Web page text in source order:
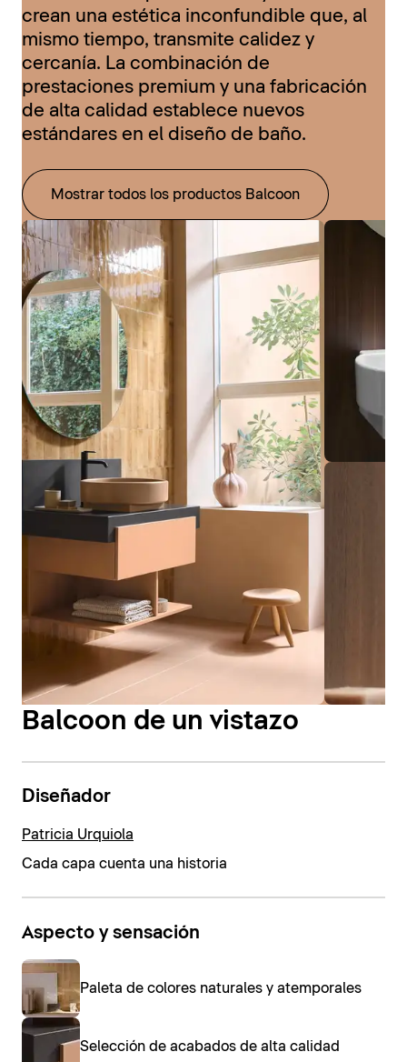
crean una estética inconfundible que, al
mismo tiempo, transmite calidez y
cercanía. La combinación de
prestaciones premium y una fabricación
de alta calidad establece nuevos
estándares en el diseño de baño.
Mostrar todos los productos Balcoon
Balcoon de un vistazo
Diseñador
Patricia Urquiola
Cada capa cuenta una historia
Aspecto y sensación
Paleta de colores naturales y atemporales
Selección de acabados de alta calidad